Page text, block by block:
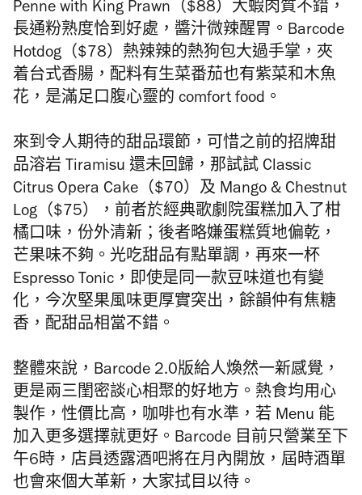
Penne with King Prawn（$88）大蝦肉質不錯，
長通粉熟度恰到好處，醬汁微辣醒胃。Barcode
Hotdog（$78）熱辣辣的熱狗包大過手掌，夾
着台式香腸，配料有生菜番茄也有紫菜和木魚
花，是滿足口腹心靈的 comfort food。
來到令人期待的甜品環節，可惜之前的招牌甜
品溶岩 Tiramisu 還未回歸，那試試 Classic
Citrus Opera Cake（$70）及 Mango & Chestnut
Log（$75），前者於經典歌劇院蛋糕加入了柑
橘口味，份外清新；後者略嫌蛋糕質地偏乾，
芒果味不夠。光吃甜品有點單調，再來一杯
Espresso Tonic，即使是同一款豆味道也有變
化，今次堅果風味更厚實突出，餘韻仲有焦糖
香，配甜品相當不錯。
整體來說，Barcode 2.0版給人煥然一新感覺，
更是兩三閨密談心相聚的好地方。熱食均用心
製作，性價比高，咖啡也有水準，若 Menu 能
加入更多選擇就更好。Barcode 目前只營業至下
午6時，店員透露酒吧將在月內開放，屆時酒單
也會來個大革新，大家拭目以待。